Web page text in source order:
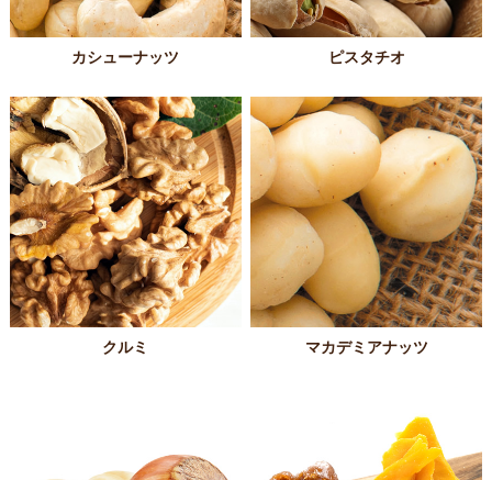
カシューナッツ ピスタチオ
クルミ マカデミアナッツ